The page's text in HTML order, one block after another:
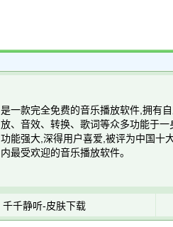
是一款完全免费的音乐播放软件,拥有
放、音效、转换、歌词等众多功能于一
功能强大,深得用户喜爱,被评为中国十
内最受欢迎的音乐播放软件。
千千静听-皮肤下载